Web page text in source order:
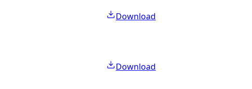
Download
Download